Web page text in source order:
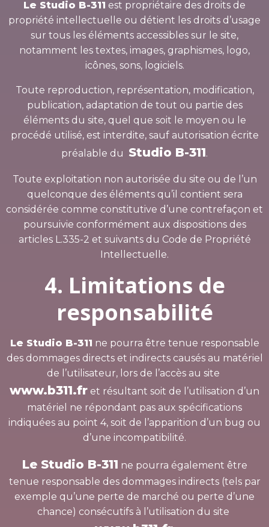
Le Studio B-311 est propriétaire des droits de
propriété intellectuelle ou détient les droits d’usage
sur tous les éléments accessibles sur le site,
notamment les textes, images, graphismes, logo,
icônes, sons, logiciels.
Toute reproduction, représentation, modification,
publication, adaptation de tout ou partie des
éléments du site, quel que soit le moyen ou le
procédé utilisé, est interdite, sauf autorisation écrite
préalable du Studio B-311.
Toute exploitation non autorisée du site ou de l’un
quelconque des éléments qu’il contient sera
considérée comme constitutive d’une contrefaçon et
poursuivie conformément aux dispositions des
articles L.335-2 et suivants du Code de Propriété
Intellectuelle.
4. Limitations de
responsabilité
Le Studio B-311 ne pourra être tenue responsable
des dommages directs et indirects causés au matériel
de l’utilisateur, lors de l’accès au site
www.b311.fr et résultant soit de l’utilisation d’un
matériel ne répondant pas aux spécifications
indiquées au point 4, soit de l’apparition d’un bug ou
d’une incompatibilité.
Le Studio B-311 ne pourra également être
tenue responsable des dommages indirects (tels par
exemple qu’une perte de marché ou perte d’une
chance) consécutifs à l’utilisation du site